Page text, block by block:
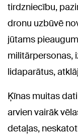
tirdzniecību,
dronu uzbūvē
jūtams
militārpersonas,
lidaparātus,
Ķīnas muitas
arvien vairāk
detaļas,